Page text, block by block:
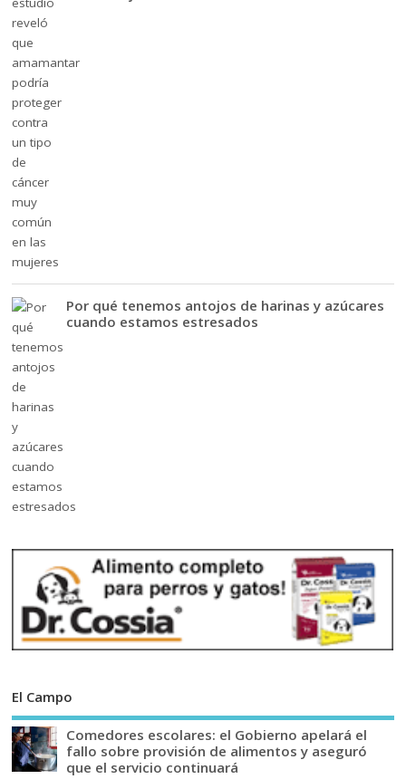
Por qué tenemos antojos de harinas y azúcares
cuando estamos estresados
El Campo
Comedores escolares: el Gobierno apelará el
fallo sobre provisión de alimentos y aseguró
que el servicio continuará